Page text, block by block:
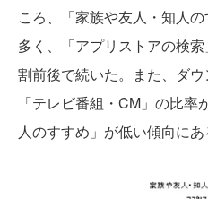
ころ、「家族や友人・知人
多く、「アプリストアの検
割前後で続いた。また、ダ
「テレビ番組・CM」の比
人のすすめ」が低い傾向にあ